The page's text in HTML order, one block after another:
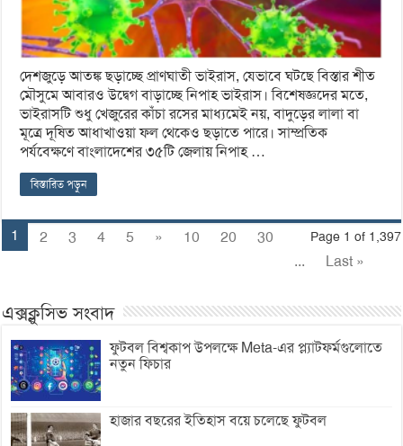
দেশজুড়ে আতঙ্ক ছড়াচ্ছে প্রাণঘাতী ভাইরাস, যেভাবে ঘটছে বিস্তার শীত
মৌসুমে আবারও উদ্বেগ বাড়াচ্ছে নিপাহ ভাইরাস। বিশেষজ্ঞদের মতে,
ভাইরাসটি শুধু খেজুরের কাঁচা রসের মাধ্যমেই নয়, বাদুড়ের লালা বা
মূত্রে দূষিত আধাখাওয়া ফল থেকেও ছড়াতে পারে। সাম্প্রতিক
পর্যবেক্ষণে বাংলাদেশের ৩৫টি জেলায় নিপাহ …
বিস্তারিত পড়ুন
Page 1 of 1,397
1 2 3 4 5 » 10 20
30
...
Last »
এক্সক্লুসিভ সংবাদ
ফুটবল বিশ্বকাপ উপলক্ষে Meta-এর প্ল্যাটফর্মগুলোতে
নতুন ফিচার
হাজার বছরের ইতিহাস বয়ে চলেছে ফুটবল